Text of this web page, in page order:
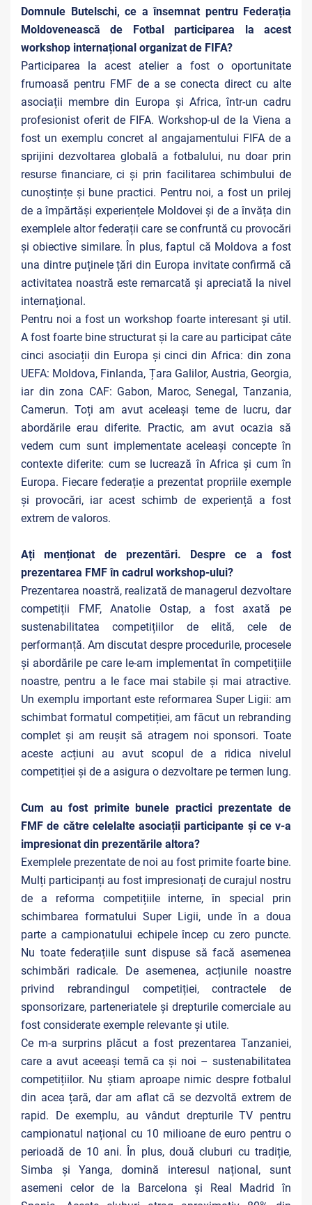
Domnule Butelschi, ce a însemnat pentru Federația
Moldovenească de Fotbal participarea la acest
workshop internațional organizat de FIFA?
Participarea la acest atelier a fost o oportunitate
frumoasă pentru FMF de a se conecta direct cu alte
asociații membre din Europa și Africa, într-un cadru
profesionist oferit de FIFA. Workshop-ul de la Viena a
fost un exemplu concret al angajamentului FIFA de a
sprijini dezvoltarea globală a fotbalului, nu doar prin
resurse financiare, ci și prin facilitarea schimbului de
cunoștințe și bune practici. Pentru noi, a fost un prilej
de a împărtăși experiențele Moldovei și de a învăța din
exemplele altor federații care se confruntă cu provocări
și obiective similare. În plus, faptul că Moldova a fost
una dintre puținele țări din Europa invitate confirmă că
activitatea noastră este remarcată și apreciată la nivel
internațional.
Pentru noi a fost un workshop foarte interesant și util.
A fost foarte bine structurat și la care au participat câte
cinci asociații din Europa și cinci din Africa: din zona
UEFA: Moldova, Finlanda, Țara Galilor, Austria, Georgia,
iar din zona CAF: Gabon, Maroc, Senegal, Tanzania,
Camerun. Toți am avut aceleași teme de lucru, dar
abordările erau diferite. Practic, am avut ocazia să
vedem cum sunt implementate aceleași concepte în
contexte diferite: cum se lucrează în Africa și cum în
Europa. Fiecare federație a prezentat propriile exemple
și provocări, iar acest schimb de experiență a fost
extrem de valoros.
Ați menționat de prezentări. Despre ce a fost
prezentarea FMF în cadrul workshop-ului?
Prezentarea noastră, realizată de managerul dezvoltare
competiții FMF, Anatolie Ostap, a fost axată pe
sustenabilitatea competițiilor de elită, cele de
performanță. Am discutat despre procedurile, procesele
și abordările pe care le-am implementat în competițiile
noastre, pentru a le face mai stabile și mai atractive.
Un exemplu important este reformarea Super Ligii: am
schimbat formatul competiției, am făcut un rebranding
complet și am reușit să atragem noi sponsori. Toate
aceste acțiuni au avut scopul de a ridica nivelul
competiției și de a asigura o dezvoltare pe termen lung.
Cum au fost primite bunele practici prezentate de
FMF de către celelalte asociații participante și ce v-a
impresionat din prezentările altora?
Exemplele prezentate de noi au fost primite foarte bine.
Mulți participanți au fost impresionați de curajul nostru
de a reforma competițiile interne, în special prin
schimbarea formatului Super Ligii, unde în a doua
parte a campionatului echipele încep cu zero puncte.
Nu toate federațiile sunt dispuse să facă asemenea
schimbări radicale. De asemenea, acțiunile noastre
privind rebrandingul competiției, contractele de
sponsorizare, parteneriatele și drepturile comerciale au
fost considerate exemple relevante și utile.
Ce m-a surprins plăcut a fost prezentarea Tanzaniei,
care a avut aceeași temă ca și noi – sustenabilitatea
competițiilor. Nu știam aproape nimic despre fotbalul
din acea țară, dar am aflat că se dezvoltă extrem de
rapid. De exemplu, au vândut drepturile TV pentru
campionatul național cu 10 milioane de euro pentru o
perioadă de 10 ani. În plus, două cluburi cu tradiție,
Simba și Yanga, domină interesul național, sunt
asemeni celor de la Barcelona și Real Madrid în